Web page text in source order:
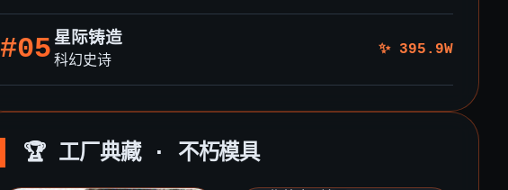
#05 星际铸造
科幻史诗
✨ 395.9W
🏆 工厂典藏 · 不朽模具